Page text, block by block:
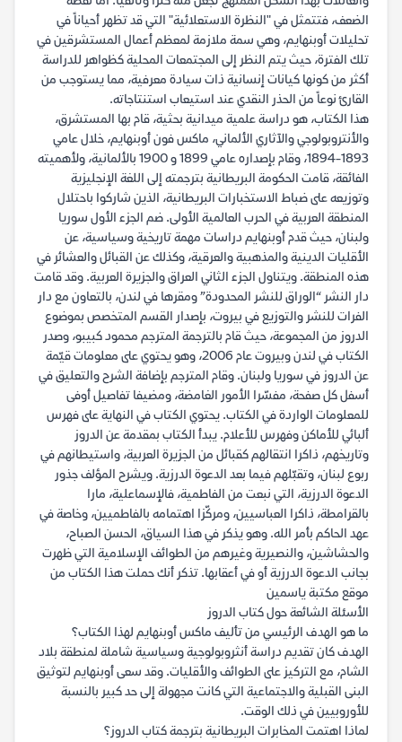
الضعف، فتتمثل في "النظرة الاستعلائية" التي قد تظهر أحياناً في
تحليلات أوبنهايم، وهي سمة ملازمة لمعظم أعمال المستشرقين في
تلك الفترة، حيث يتم النظر إلى المجتمعات المحلية كظواهر للدراسة
أكثر من كونها كيانات إنسانية ذات سيادة معرفية، مما يستوجب من
القارئ نوعاً من الحذر النقدي عند استيعاب استنتاجاته.
هذا الكتاب، هو دراسة علمية ميدانية بحثية، قام بها المستشرق،
والأنتروبولوجي والآثاري الألماني، ماكس فون أوبنهايم، خلال عامي
1893-1894، وقام بإصداره عامي 1899 و 1900 بالألمانية، ولأهميته
الفائقة، قامت الحكومة البريطانية بترجمته إلى اللغة الإنجليزية
وتوزيعه على ضباط الاستخبارات البريطانية، الذين شاركوا باحتلال
المنطقة العربية في الحرب العالمية الأولى. ضم الجزء الأول سوريا
ولبنان، حيث قدم أوبنهايم دراسات مهمة تاريخية وسياسية، عن
الأقليات الدينية والمذهبية والعرقية، وكذلك عن القبائل والعشائر في
هذه المنطقة. ويتناول الجزء الثاني العراق والجزيرة العربية. وقد قامت
دار النشر “الوراق للنشر المحدودة” ومقرها في لندن، بالتعاون مع دار
الفرات للنشر والتوزيع في بيروت، بإصدار القسم المتخصص بموضوع
الدروز من المجموعة، حيث قام بالترجمة المترجم محمود كبيبو، وصدر
الكتاب في لندن وبيروت عام 2006، وهو يحتوي على معلومات قيّمة
عن الدروز في سوريا ولبنان. وقام المترجم بإضافة الشرح والتعليق في
أسفل كل صفحة، مفسّرا الأمور الغامضة، ومضيفا تفاصيل أوفى
للمعلومات الواردة في الكتاب. يحتوي الكتاب في النهاية على فهرس
ألبائي للأماكن وفهرس للأعلام. يبدأ الكتاب بمقدمة عن الدروز
وتاريخهم، ذاكرا انتقالهم كقبائل من الجزيرة العربية، واستيطانهم في
ربوع لبنان، وتقبّلهم فيما بعد الدعوة الدرزية. ويشرح المؤلف جذور
الدعوة الدرزية، التي نبعت من الفاطمية، فالإسماعلية، مارا
بالقرامطة، ذاكرا العباسيين، ومركّزا اهتمامه بالفاطميين، وخاصة في
عهد الحاكم بأمر الله. وهو يذكر في هذا السياق، الحسن الصباح،
والحشاشين، والنصيرية وغيرهم من الطوائف الإسلامية التي ظهرت
بجانب الدعوة الدرزية أو في أعقابها. تذكر أنك حملت هذا الكتاب من
موقع مكتبة ياسمين
الأسئلة الشائعة حول كتاب الدروز
ما هو الهدف الرئيسي من تأليف ماكس أوبنهايم لهذا الكتاب؟
الهدف كان تقديم دراسة أنثروبولوجية وسياسية شاملة لمنطقة بلاد
الشام، مع التركيز على الطوائف والأقليات. وقد سعى أوبنهايم لتوثيق
البنى القبلية والاجتماعية التي كانت مجهولة إلى حد كبير بالنسبة
للأوروبيين في ذلك الوقت.
لماذا اهتمت المخابرات البريطانية بترجمة كتاب الدروز؟